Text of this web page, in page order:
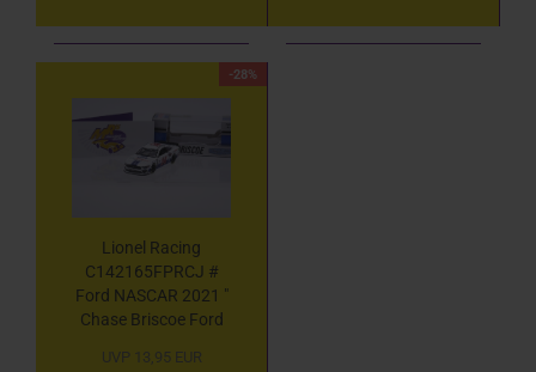
-28%
Lionel Racing
C142165FPRCJ #
Ford NASCAR 2021 "
Chase Briscoe Ford
UVP 13,95 EUR